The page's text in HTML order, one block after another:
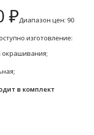
₽Диапазон цен: 90
изготовление:
окрашивания;
в комплект